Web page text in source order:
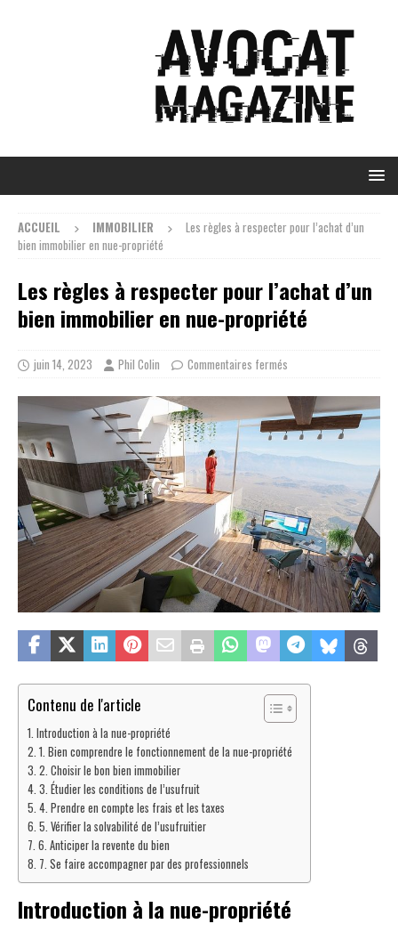
ACCUEIL IMMOBILIER
Les règles à respecter pour l’achat d’un
bien immobilier en nue-propriété
Les règles à respecter pour l’achat d’un
bien immobilier en nue-propriété
juin 14, 2023 Phil Colin Commentaires fermés
Contenu de l'article
Introduction à la nue-propriété
1. Bien comprendre le fonctionnement de la nue-propriété
2. Choisir le bon bien immobilier
3. Étudier les conditions de l’usufruit
4. Prendre en compte les frais et les taxes
5. Vérifier la solvabilité de l’usufruitier
6. Anticiper la revente du bien
7. Se faire accompagner par des professionnels
Introduction à la nue-propriété